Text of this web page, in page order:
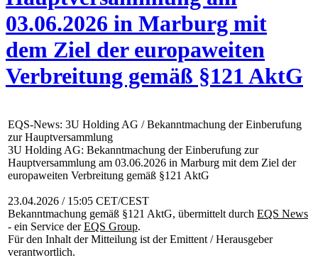
03.06.2026 in Marburg mit
dem Ziel der europaweiten
Verbreitung gemäß §121 AktG
EQS-News: 3U Holding AG / Bekanntmachung der Einberufung
zur Hauptversammlung
3U Holding AG: Bekanntmachung der Einberufung zur
Hauptversammlung am 03.06.2026 in Marburg mit dem Ziel der
europaweiten Verbreitung gemäß §121 AktG
23.04.2026 / 15:05 CET/CEST
Bekanntmachung gemäß §121 AktG, übermittelt durch EQS News
- ein Service derEQS Group.
Für den Inhalt der Mitteilung ist der Emittent / Herausgeber
verantwortlich.